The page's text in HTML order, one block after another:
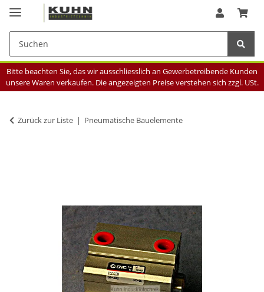
Bitte beachten Sie, das wir ausschliesslich an Gewerbetreibende Kunden
unsere Waren verkaufen. Die angezeigten Preise verstehen sich zzgl. USt.
Zurück zur Liste Pneumatische Bauelemente